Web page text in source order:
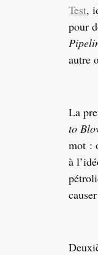
Test,
pour
autre
La
to
mot :
à